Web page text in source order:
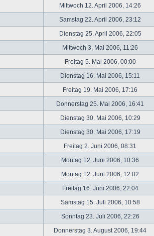
Mittwoch 12. April 2006, 14:26
Samstag 22. April 2006, 23:12
Dienstag 25. April 2006, 22:05
Mittwoch 3. Mai 2006, 11:26
Freitag 5. Mai 2006, 00:00
Dienstag 16. Mai 2006, 15:11
Freitag 19. Mai 2006, 17:16
Donnerstag 25. Mai 2006, 16:41
Dienstag 30. Mai 2006, 10:29
Dienstag 30. Mai 2006, 17:19
Freitag 2. Juni 2006, 08:31
Montag 12. Juni 2006, 10:36
Montag 12. Juni 2006, 12:02
Freitag 16. Juni 2006, 22:04
Samstag 15. Juli 2006, 10:58
Sonntag 23. Juli 2006, 22:26
Donnerstag 3. August 2006, 19:44